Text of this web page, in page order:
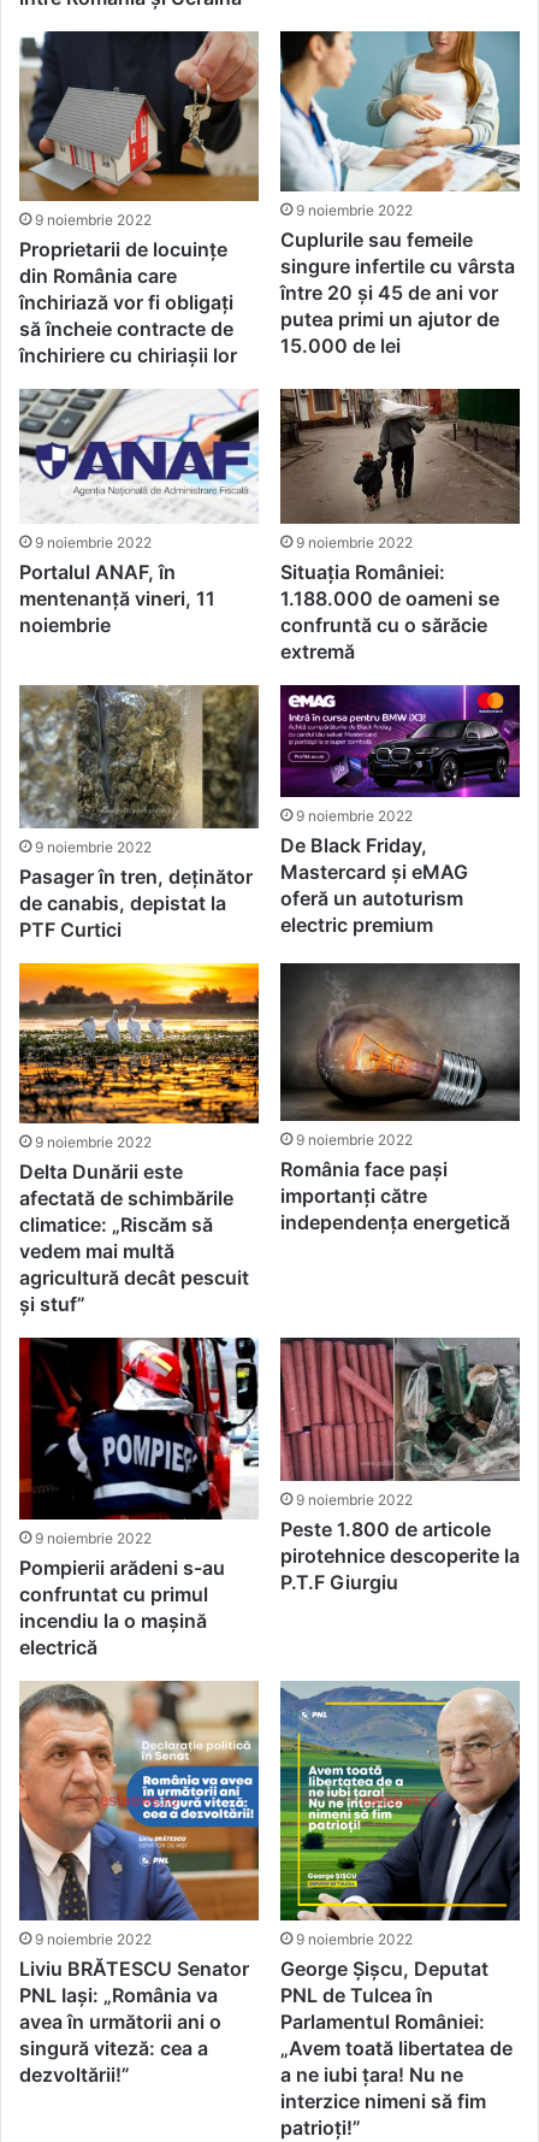
9 noiembrie 2022
Proprietarii de locuințe
din România care
închiriază vor fi obligați
să încheie contracte de
închiriere cu chiriașii lor
9 noiembrie 2022
Cuplurile sau femeile
singure infertile cu vârsta
între 20 și 45 de ani vor
putea primi un ajutor de
15.000 de lei
9 noiembrie 2022
Portalul ANAF, în
mentenanță vineri, 11
noiembrie
9 noiembrie 2022
Situația României:
1.188.000 de oameni se
confruntă cu o sărăcie
extremă
9 noiembrie 2022
Pasager în tren, deţinător
de canabis, depistat la
PTF Curtici
9 noiembrie 2022
De Black Friday,
Mastercard și eMAG
oferă un autoturism
electric premium
9 noiembrie 2022
Delta Dunării este
afectată de schimbările
climatice: „Riscăm să
vedem mai multă
agricultură decât pescuit
și stuf”
9 noiembrie 2022
România face paşi
importanţi către
independenţa energetică
9 noiembrie 2022
Pompierii arădeni s-au
confruntat cu primul
incendiu la o maşină
electrică
9 noiembrie 2022
Peste 1.800 de articole
pirotehnice descoperite la
P.T.F Giurgiu
9 noiembrie 2022
Liviu BRĂTESCU Senator
PNL Iași: „România va
avea în următorii ani o
singură viteză: cea a
dezvoltării!”
9 noiembrie 2022
George Șișcu, Deputat
PNL de Tulcea în
Parlamentul României:
„Avem toată libertatea de
a ne iubi țara! Nu ne
interzice nimeni să fim
patrioți!”